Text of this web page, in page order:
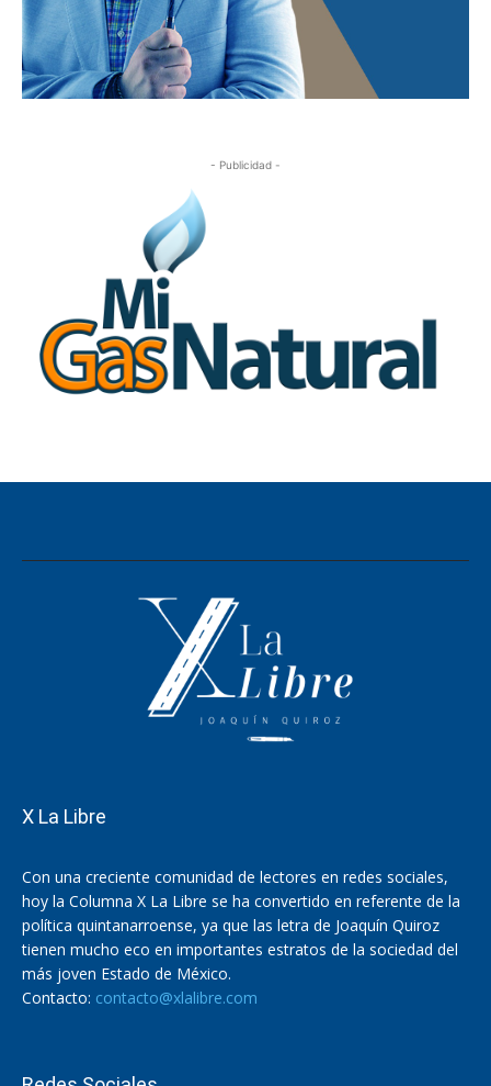
X La Libre
Con una creciente comunidad de lectores en redes sociales,
hoy la Columna X La Libre se ha convertido en referente de la
política quintanarroense, ya que las letra de Joaquín Quiroz
tienen mucho eco en importantes estratos de la sociedad del
más joven Estado de México.
Contacto: contacto@xlalibre.com